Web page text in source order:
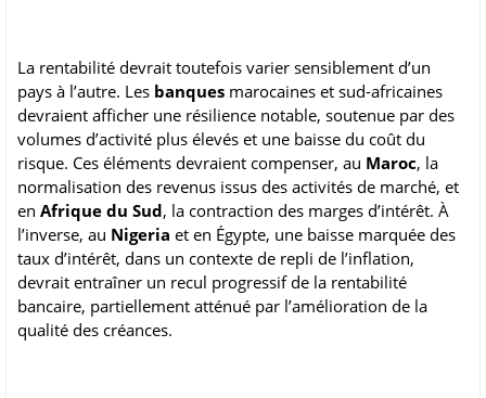
La rentabilité devrait toutefois varier sensiblement d’un
pays à l’autre. Les banques marocaines et sud-africaines
devraient afficher une résilience notable, soutenue par des
volumes d’activité plus élevés et une baisse du coût du
risque. Ces éléments devraient compenser, au Maroc, la
normalisation des revenus issus des activités de marché, et
en Afrique du Sud, la contraction des marges d’intérêt. À
l’inverse, au Nigeria et en Égypte, une baisse marquée des
taux d’intérêt, dans un contexte de repli de l’inflation,
devrait entraîner un recul progressif de la rentabilité
bancaire, partiellement atténué par l’amélioration de la
qualité des créances.